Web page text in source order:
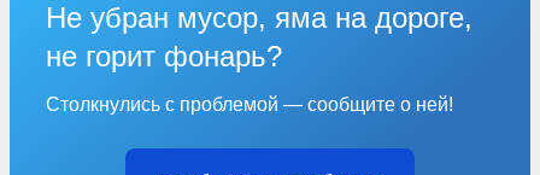
Не убран мусор, яма на дороге,
не горит фонарь?
Столкнулись с проблемой — сообщите о ней!